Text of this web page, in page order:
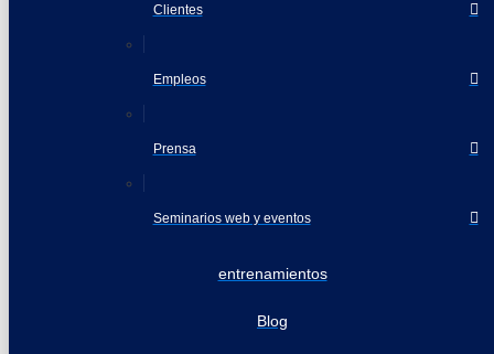
Clientes
Empleos
Prensa
Seminarios web y eventos
entrenamientos
Blog